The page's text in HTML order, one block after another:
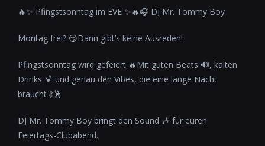
🔥✨ Pfingstsonntag im EVE ✨🔥🎧 DJ Mr. Tommy Boy
Montag frei? 😏Dann gibt’s keine Ausreden!
Pfingstsonntag wird gefeiert 🔥Mit guten Beats 🔊, kalten
Drinks 🍹 und genau den Vibes, die eine lange Nacht
braucht 💃🕺
DJ Mr. Tommy Boy bringt den Sound 🎶 für euren
Feiertags-Clubabend.